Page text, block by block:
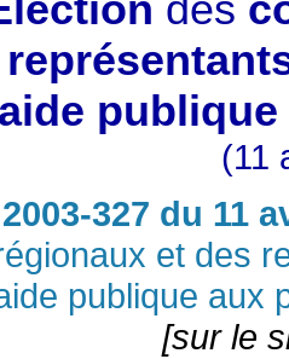
(11
327 du 11
et des
publique aux
[sur le